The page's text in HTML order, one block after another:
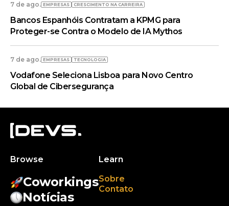
7 de ago. EMPRESAS CRESCIMENTO NA CARREIRA
Bancos Espanhóis Contratam a KPMG para
Proteger-se Contra o Modelo de IA Mythos
7 de ago. EMPRESAS TECNOLOGIA
Vodafone Seleciona Lisboa para Novo Centro
Global de Cibersegurança
Browse
Coworkings
Notícias
Learn
Sobre
Contato